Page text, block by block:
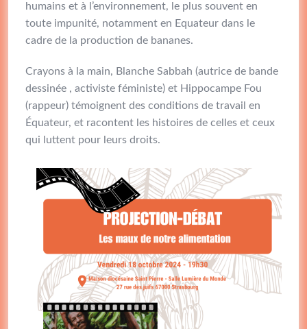
humains et à l’environnement, le plus souvent en
toute impunité, notamment en Equateur dans le
cadre de la production de bananes.
Crayons à la main, Blanche Sabbah (autrice de bande
dessinée , activiste féministe) et Hippocampe Fou
(rappeur) témoignent des conditions de travail en
Équateur, et racontent les histoires de celles et ceux
qui luttent pour leurs droits.